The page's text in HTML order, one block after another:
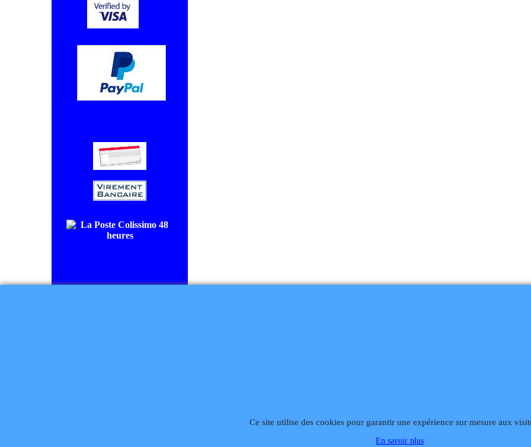
02 99 868 868 Fax 02 99 868 869Contact mailSite hébergé par Infomaniak
Ce site utilise des cookies pour garantir une expérience sur mesure aux
En savoir plus